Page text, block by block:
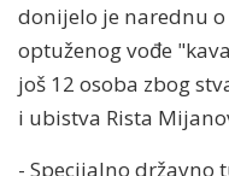
donijelo je narednu
optuženog vođe
još 12 osoba zbog
i ubistva Rista
- Specijalno državno